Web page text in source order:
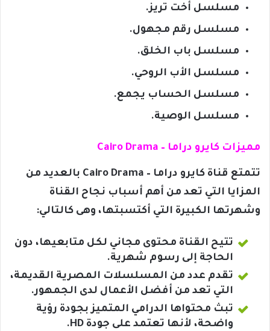
مسلسل أخت تريز.
مسلسل رقم مجهول.
مسلسل باب الخلق.
مسلسل الأب الروحي.
مسلسل الحساب يجمع.
مسلسل الوصية.
مميزات كايرو دراما – Cairo Drama
تتمتع قناة كايرو دراما – Cairo Drama بالعديد من
المزايا التي تعد من أهم أسباب نجاح القناة
وشهرتها الكبيرة التي أكتسبتها، وهى كالتالي:
تتيح القناة محتوى مجاني لكل متابعيها، دون
الحاجة إلى رسوم شهرية.
تقدم عدد من المسلسلات المصرية القديمة،
التي تعد من أفضل الأعمال لدى الجمهور.
تبث محتواها الدرامي المتميز بجودة رؤية
واضحة، لأنها تعتمد على جودة HD.